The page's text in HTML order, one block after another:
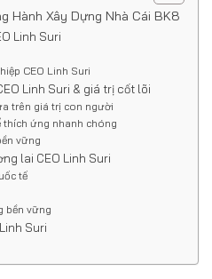
Hành Xây Dựng Nhà Cái BK8
Linh Suri
CEO Linh Suri
Linh Suri & giá trị cốt lõi
trên giá trị con người
ứng nhanh chóng
vững
lai CEO Linh Suri
tế
bền vững
Suri